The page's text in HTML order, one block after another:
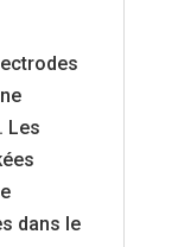
Les
dans le